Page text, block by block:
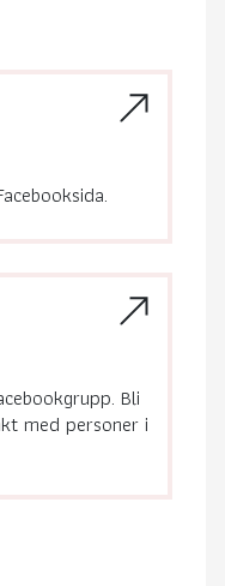
Bli
med personer i